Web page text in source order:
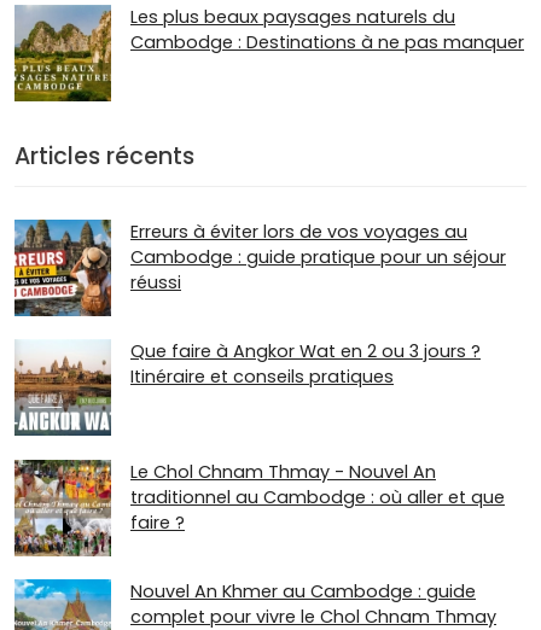
Les plus beaux paysages naturels du
Cambodge : Destinations à ne pas manquer
Articles récents
Erreurs à éviter lors de vos voyages au
Cambodge : guide pratique pour un séjour
réussi
Que faire à Angkor Wat en 2 ou 3 jours ?
Itinéraire et conseils pratiques
Le Chol Chnam Thmay - Nouvel An
traditionnel au Cambodge : où aller et que
faire ?
Nouvel An Khmer au Cambodge : guide
complet pour vivre le Chol Chnam Thmay